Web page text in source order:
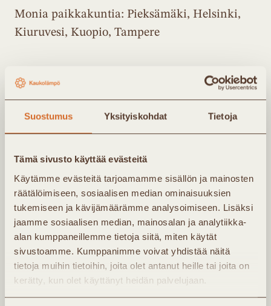
Suostumus Yksityiskohdat Tietoja
Tämä sivusto käyttää evästeitä
Käytämme evästeitä tarjoamamme sisällön ja mainosten
räätälöimiseen, sosiaalisen median ominaisuuksien
tukemiseen ja kävijämäärämme analysoimiseen. Lisäksi
jaamme sosiaalisen median, mainosalan ja analytiikka-
alan kumppaneillemme tietoja siitä, miten käytät
sivustoamme. Kumppanimme voivat yhdistää näitä
tietoja muihin tietoihin, joita olet antanut heille tai joita on
kerätty, kun olet käyttänyt heidän palvelujaan.
Monia paikkakuntia: Pieksämäki, Helsinki,
Kiuruvesi, Kuopio, Tampere
Tilaa
uutiskirjeemme
Kaukolämpö Ry:n uutiskirje lähetetään noin 4
kertaa vuodessa. Kirjeessä saat tietoa
yhdistyksen uutisista ja tapahtumista. Jäsenet
saavat lisäksi noin kerran kuukaudessa